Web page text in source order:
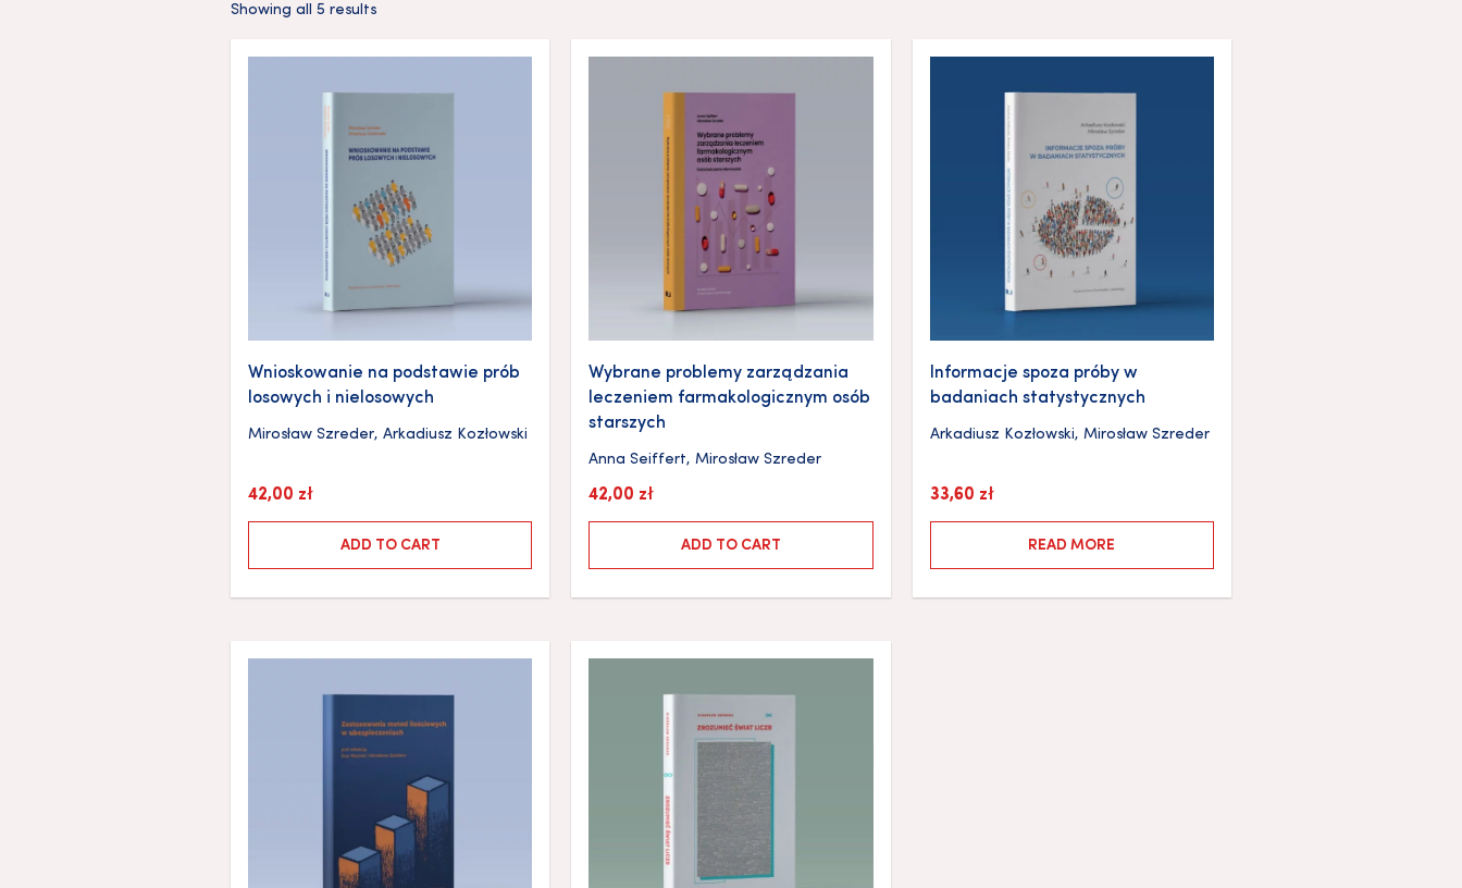
Showing all 5 results
Wnioskowanie na podstawie prób
losowych i nielosowych
Mirosław Szreder, Arkadiusz Kozłowski
42,00 zł
ADD TO CART
Wybrane problemy zarządzania
leczeniem farmakologicznym osób
starszych
Anna Seiffert,Mirosław Szreder
42,00 zł
ADD TO CART
Informacje spoza próby w
badaniach statystycznych
Arkadiusz Kozłowski, Mirosław Szreder
33,60 zł
READ MORE